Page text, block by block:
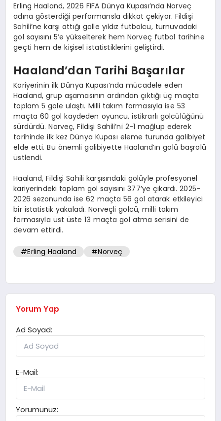
Erling Haaland, 2026 FIFA Dünya Kupası’nda Norveç
adına gösterdiği performansla dikkat çekiyor. Fildişi
Sahili’ne karşı attığı golle yıldız futbolcu, turnuvadaki
gol sayısını 5’e yükselterek hem Norveç futbol tarihine
geçti hem de kişisel istatistiklerini geliştirdi.
Haaland’dan Tarihi Başarılar
Kariyerinin ilk Dünya Kupası’nda mücadele eden
Haaland, grup aşamasının ardından çıktığı üç maçta
toplam 5 gole ulaştı. Milli takım formasıyla ise 53
maçta 60 gol kaydeden oyuncu, istikrarlı golcülüğünü
sürdürdü. Norveç, Fildişi Sahili’ni 2-1 mağlup ederek
tarihinde ilk kez Dünya Kupası eleme turunda galibiyet
elde etti. Bu önemli galibiyette Haaland’ın golü başrolü
üstlendi.
Haaland, Fildişi Sahili karşısındaki golüyle profesyonel
kariyerindeki toplam gol sayısını 377’ye çıkardı. 2025-
2026 sezonunda ise 62 maçta 56 gol atarak etkileyici
bir istatistik yakaladı. Norveçli golcü, milli takım
formasıyla üst üste 13 maçta gol atma serisini de
devam ettirdi.
#Erling Haaland #Norveç
Yorum Yap
Ad Soyad:
E-Mail:
Yorumunuz: